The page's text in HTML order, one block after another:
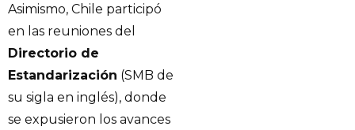
Asimismo, Chile participó
en las reuniones del
Directorio de
Estandarización (SMB de
su sigla en inglés), donde
se expusieron los avances